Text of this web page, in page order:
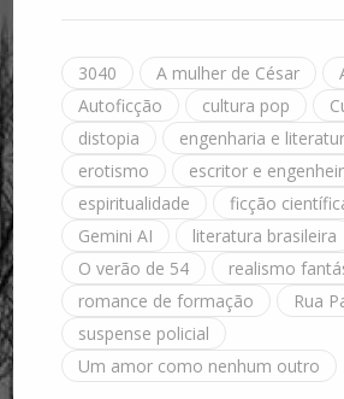
3040 A mulher de César
Autoficção
cultura pop
distopia
engenharia e
erotismo
escritor e
espiritualidade
ficção
Gemini AI
literatura brasileira
O verão de 54
realismo
romance de formação
Rua
suspense policial
Um amor como nenhum outro